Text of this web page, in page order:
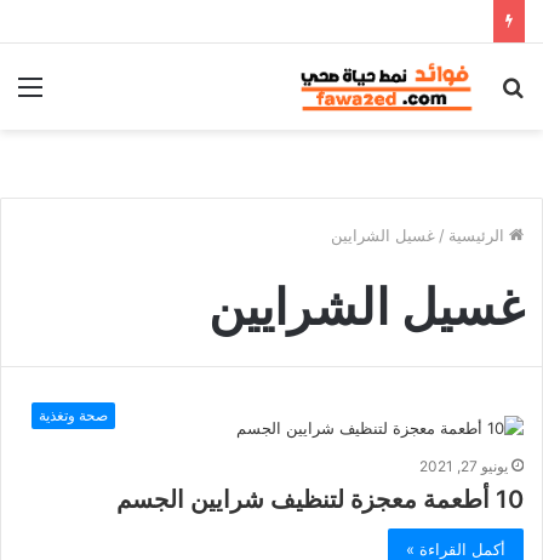
بحث
الرئيسية / غسيل الشرايين
غسيل الشرايين
صحة وتغذية
يونيو 27, 2021
10 أطعمة معجزة لتنظيف شرايين الجسم
أكمل القراءة »